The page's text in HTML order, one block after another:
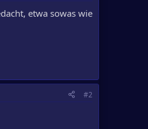
etwa sowas wie
#2